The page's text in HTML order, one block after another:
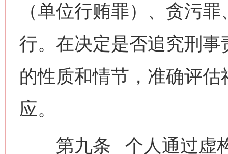
（单位行贿罪）、贪污
行。在决定是否追究刑
的性质和情节，准确评
应。
第九条 个人通过虚构